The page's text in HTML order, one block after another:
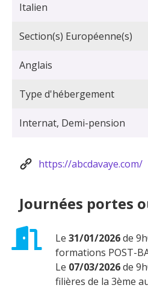
Italien
Section(s) Européenne(s)
Anglais
Type d'hébergement
Internat, Demi-pension
https://abcdavaye.com/
Journées portes
Le 31/01/2026de
formations POST-
Le 07/03/2026de
filières de la 3ème